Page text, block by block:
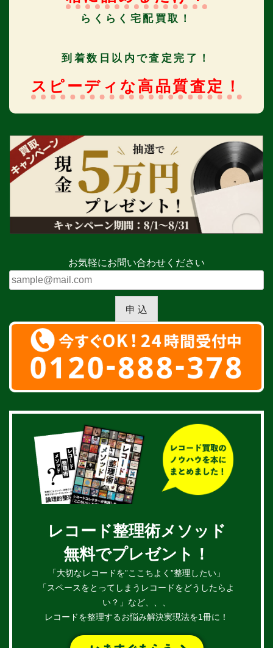
らくらく宅配買取！
到着数日以内で査定完了！
スピーディな高品質査定！
お気軽にお問い合わせください
申 込
レコード整理術メソッド
無料でプレゼント！
「大切なレコードを”ここちよく”整理したい」
「スペースをとってしまうレコードをどうしたらよ
い？」など、、、
レコードを整理するお悩み解決実現法を1冊に！